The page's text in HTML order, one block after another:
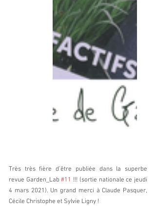
Très très fière d’être publiée dans la superbe
revue Garden_Lab #11 !!! (sortie nationale ce jeudi
4 mars 2021). Un grand merci à Claude Pasquer,
Cécile Christophe et Sylvie Ligny !